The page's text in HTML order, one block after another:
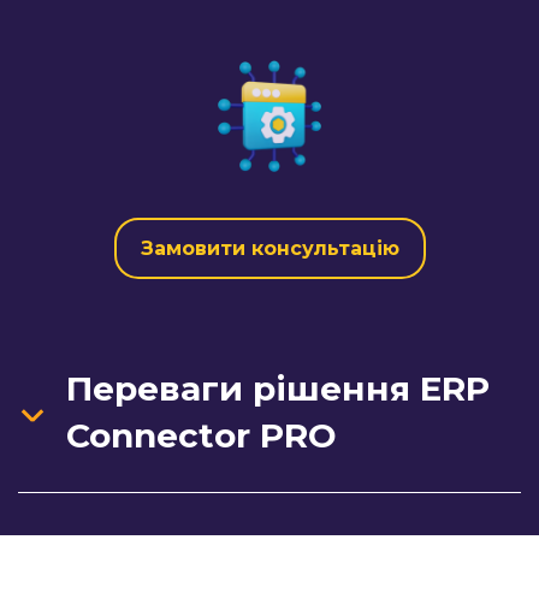
Замовити консультацію
Переваги рішення ERP
Connector PRO